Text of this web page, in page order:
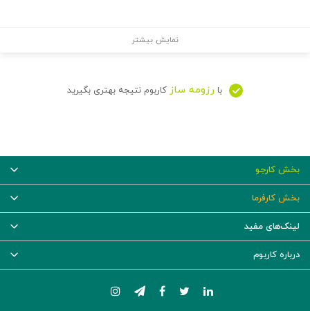
نمایش بیشتر
با رزومه ساز کاربوم نتیجه بهتری بگیرید
بخش کارجو
بخش کارفرما
لینک‌های مفید
درباره کاربوم